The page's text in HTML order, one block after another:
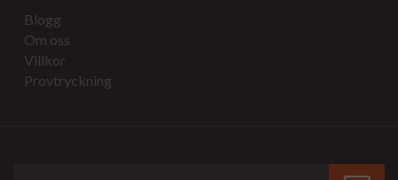
Blogg
Om oss
Villkor
Provtryckning